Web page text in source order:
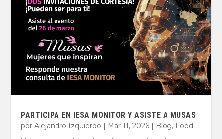
PARTICIPA EN IESA MONITOR Y ASISTE A MUSAS
porAlejandro Izquierdo | Mar 11, 2026 | Blog, Food